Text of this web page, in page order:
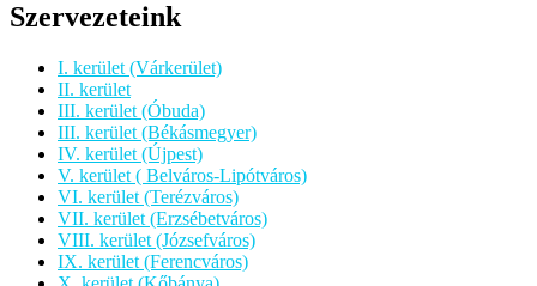
Szervezeteink
I. kerület (Várkerület)
II. kerület
III. kerület (Óbuda)
III. kerület (Békásmegyer)
IV. kerület (Újpest)
V. kerület ( Belváros-Lipótváros)
VI. kerület (Terézváros)
VII. kerület (Erzsébetváros)
VIII. kerület (Józsefváros)
IX. kerület (Ferencváros)